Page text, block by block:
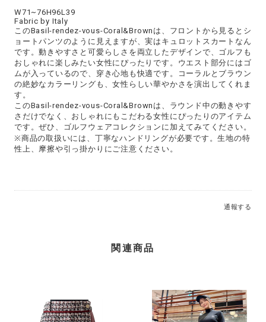
W71~76H96L39
Fabric by Italy
このBasil-rendez-vous-Coral&Brownは、フロントから見るとシ
ョートパンツのように見えますが、実はキュロットスカートなん
です。動きやすさと可愛らしさを両立したデザインで、ゴルフも
おしゃれに楽しみたい女性にぴったりです。ウエスト部分にはゴ
ムが入っているので、穿き心地も快適です。コーラルとブラウン
の絶妙なカラーリングも、女性らしい華やかさを演出してくれま
す。
このBasil-rendez-vous-Coral&Brownは、ラウンド中の動きやす
さだけでなく、おしゃれにもこだわる女性にぴったりのアイテム
です。ぜひ、ゴルフウェアコレクションに加えてみてください。
※商品の取扱いには、丁寧なハンドリングが必要です。生地の特
性上、摩擦や引っ掛かりにご注意ください。
通報する
関連商品